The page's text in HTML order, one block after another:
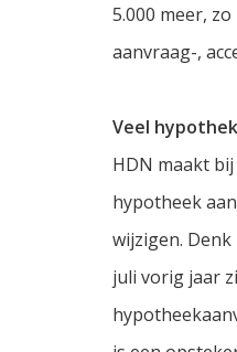
5.000 meer,
aanvraag-,
Veel
HDN maakt
hypotheek
wijzigen.
juli vorig jaar